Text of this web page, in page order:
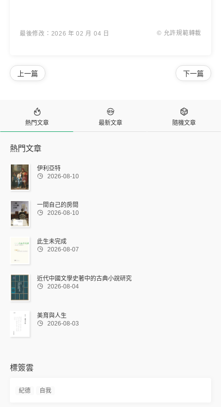
最後修改：2026 年 02 月 04 日 © 允許規範轉載
下一篇
上一篇

熱門文章

最新文章

隨機文章
熱門文章
伊利亞特
 2026-08-10
一間自己的房間
 2026-08-10
此生未完成
 2026-08-07
近代中國文學史著中的古典小說研究
 2026-08-04
美育與人生
 2026-08-03
標簽雲
紀德 自我